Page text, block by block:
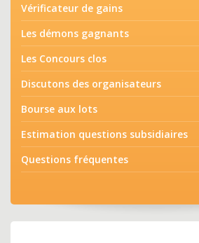
Vérificateur de gains
Les démons gagnants
Les Concours clos
Discutons des organisateurs
Bourse aux lots
Estimation questions subsidiaires
Questions fréquentes